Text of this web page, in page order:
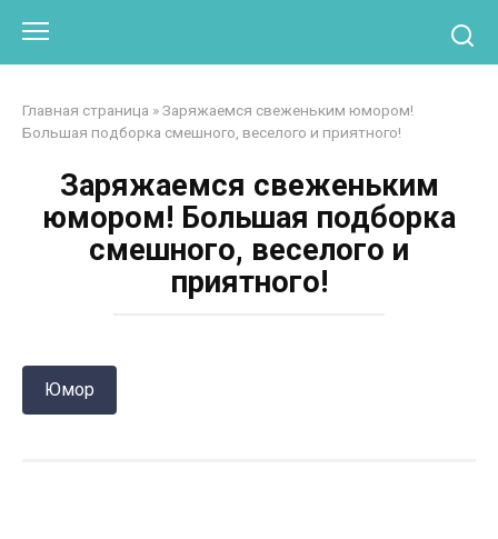
контенту
Главная страница »Заряжаемся свеженьким юмором!
Большая подборка смешного, веселого и приятного!
Заряжаемся свеженьким
юмором! Большая подборка
смешного, веселого и
приятного!
Юмор